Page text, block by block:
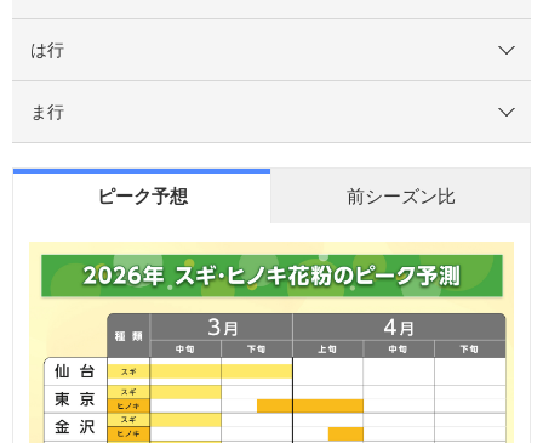
は行
ま行
ピーク予想 前シーズン比